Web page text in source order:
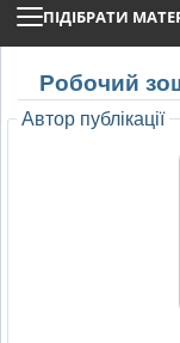
ПІДІБРАТИ
Робочий
Автор публікації